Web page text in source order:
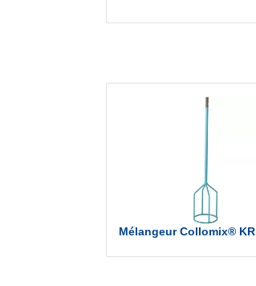
Mélangeur Collomix® KR